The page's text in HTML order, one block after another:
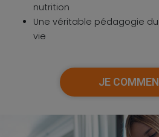
nutrition
Une véritable pédagogie
vie
JE